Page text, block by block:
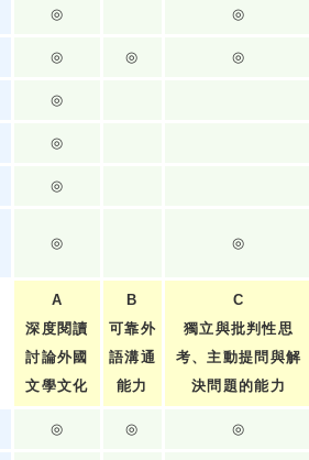
◎ ◎
◎ ◎ ◎
◎
◎
◎
◎ ◎
A
深度閱讀
討論外國
文學文化
B
可靠外
語溝通
能力
C
獨立與批判性思
考、主動提問與解
決問題的能力
◎ ◎ ◎